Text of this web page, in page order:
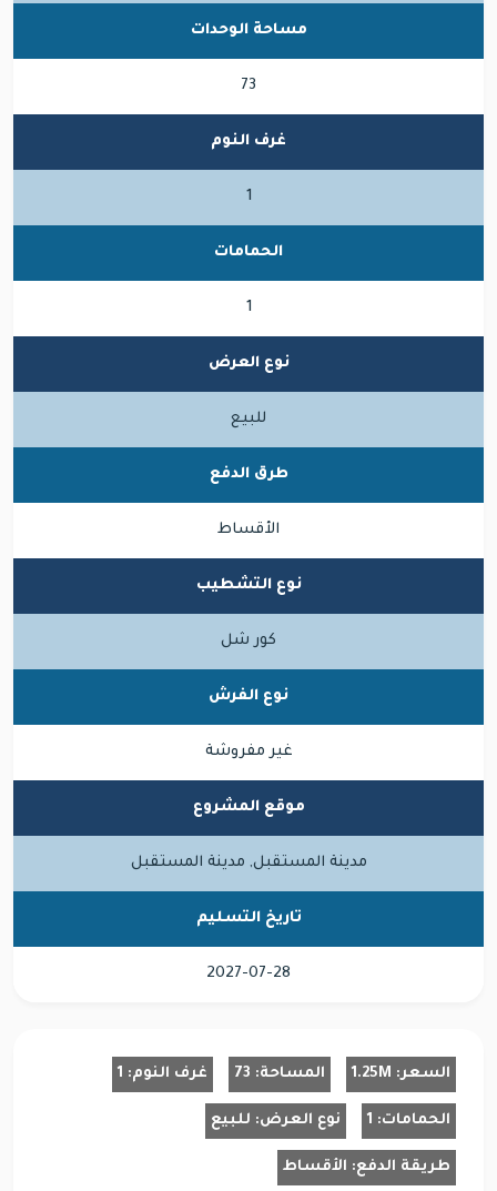
مساحة الوحدات
73
غرف النوم
1
الحمامات
1
نوع العرض
للبيع
طرق الدفع
الأقساط
نوع التشطيب
كور شل
نوع الفرش
غير مفروشة
موقع المشروع
مدينة المستقبل, مدينة المستقبل
تاريخ التسليم
2027-07-28
السعر: 1.25M المساحة: 73 غرف النوم: 1
الحمامات: 1 نوع العرض: للبيع
طريقة الدفع: الأقساط